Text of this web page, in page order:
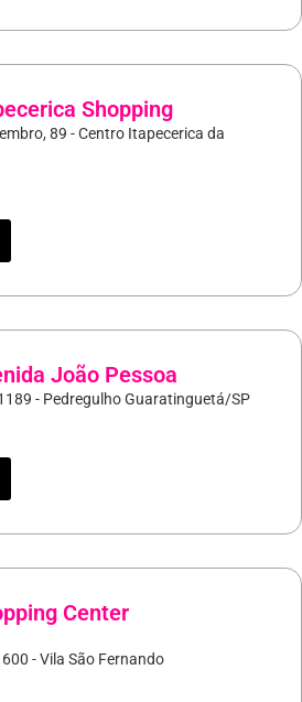
Shopping
89 - Centro Itapecerica da
João Pessoa
- Pedregulho Guaratinguetá/SP
Center
- Vila São Fernando